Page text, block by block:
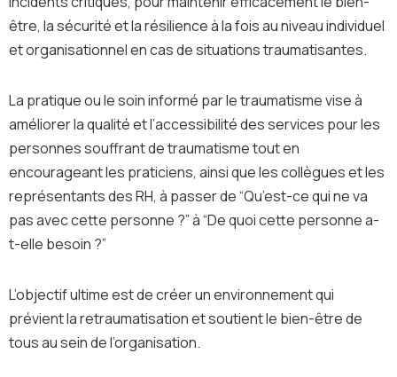
être, la sécurité et la résilience à la fois au niveau individuel
et organisationnel en cas de situations traumatisantes.
La pratique ou le soin informé par le traumatisme vise à
améliorer la qualité et l’accessibilité des services pour les
personnes souffrant de traumatisme tout en
encourageant les praticiens, ainsi que les collègues et les
représentants des RH, à passer de “Qu’est-ce qui ne va
pas avec cette personne ?” à “De quoi cette personne a-
t-elle besoin ?”
L’objectif ultime est de créer un environnement qui
prévient la retraumatisation et soutient le bien-être de
tous au sein de l’organisation.